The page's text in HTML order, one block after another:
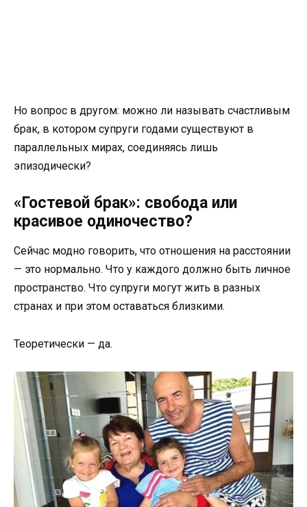
Но вопрос в другом: можно ли называть счастливым
брак, в котором супруги годами существуют в
параллельных мирах, соединяясь лишь
эпизодически?
«Гостевой брак»: свобода или
красивое одиночество?
Сейчас модно говорить, что отношения на расстоянии
— это нормально. Что у каждого должно быть личное
пространство. Что супруги могут жить в разных
странах и при этом оставаться близкими.
Теоретически — да.